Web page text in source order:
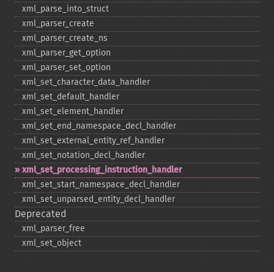
xml_​parse_​into_​struct
xml_​parser_​create
xml_​parser_​create_​ns
xml_​parser_​get_​option
xml_​parser_​set_​option
xml_​set_​character_​data_​handler
xml_​set_​default_​handler
xml_​set_​element_​handler
xml_​set_​end_​namespace_​decl_​handler
xml_​set_​external_​entity_​ref_​handler
xml_​set_​notation_​decl_​handler
xml_​set_​processing_​instruction_​handler
xml_​set_​start_​namespace_​decl_​handler
xml_​set_​unparsed_​entity_​decl_​handler
Deprecated
xml_​parser_​free
xml_​set_​object